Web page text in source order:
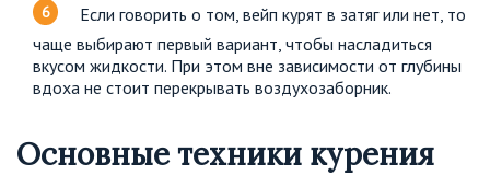
Если говорить о том, вейп курят в затяг или нет, то
чаще выбирают первый вариант, чтобы насладиться
вкусом жидкости. При этом вне зависимости от глубины
вдоха не стоит перекрывать воздухозаборник.
Основные техники курения